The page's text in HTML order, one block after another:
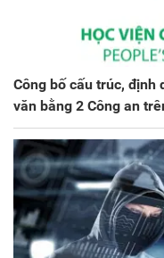
Công bố cấu trúc, định
văn bằng 2 Công an